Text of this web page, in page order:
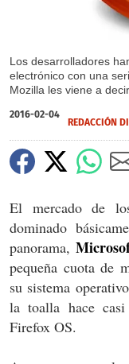
Los desarrolladores
electrónico con una
Mozilla les viene a
2016-02-04
REDACCIÓN
El mercado de
dominado
panorama,
pequeña cuota de
su sistema
la toalla hace
Firefox OS.